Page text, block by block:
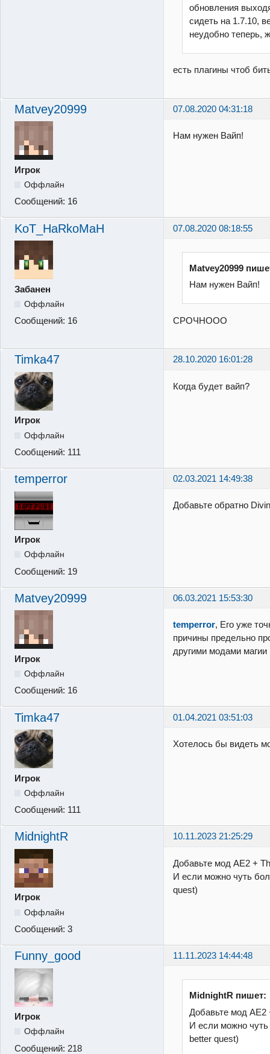
обновления
сидеть на 1.7.10,
неудобно теперь,
есть плагины чтоб
Matvey20999 07.08.2020 04:31:18
Игрок
Оффлайн
Сообщений: 16
Нам нужен Вайп!
KoT_HaRkoMaH 07.08.2020 08:18:55
Забанен
Оффлайн
Сообщений: 16
Matvey20999
Нам нужен Вайп!
СРОЧНООО
Timka47 28.10.2020 16:01:28
Игрок
Оффлайн
Сообщений: 111
Когда будет вайп?
temperror 02.03.2021 14:49:38
Игрок
Оффлайн
Сообщений: 19
Добавьте обратно
Matvey20999 06.03.2021 15:53:30
Игрок
Оффлайн
Сообщений: 16
temperror, Его уже
причины предельно
другими модами магии
Timka47 01.04.2021 03:51:03
Игрок
Оффлайн
Сообщений: 111
Хотелось бы видеть
MidnightR 10.11.2023 21:25:29
Игрок
Оффлайн
Сообщений: 3
Добавьте мод AE2 +
И если можно чуть
quest)
Funny_good 11.11.2023 14:44:48
Игрок
Оффлайн
Сообщений: 218
MidnightR пишет:
Добавьте мод AE2
И если можно чуть
better quest)